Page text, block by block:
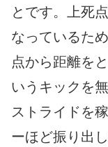
とです。上死
なっているた
点から距離を
いうキックを
ストライドを
ーほど振り出